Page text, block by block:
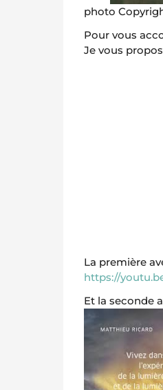
photo
Pour vous
Je vous
La première
https://
Et la seconde